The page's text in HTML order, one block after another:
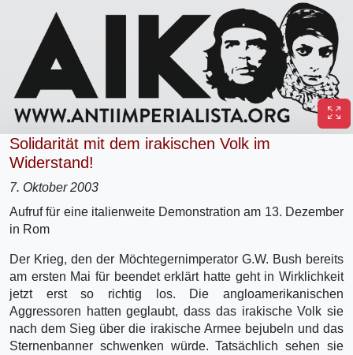
Solidarität mit dem irakischen Volk im
Widerstand!
7. Oktober 2003
Aufruf für eine italienweite Demonstration am 13. Dezember
in Rom
Der Krieg, den der Möchtegernimperator G.W. Bush bereits
am ersten Mai für beendet erklärt hatte geht in Wirklichkeit
jetzt erst so richtig los. Die angloamerikanischen
Aggressoren hatten geglaubt, dass das irakische Volk sie
nach dem Sieg über die irakische Armee bejubeln und das
Sternenbanner schwenken würde. Tatsächlich sehen sie